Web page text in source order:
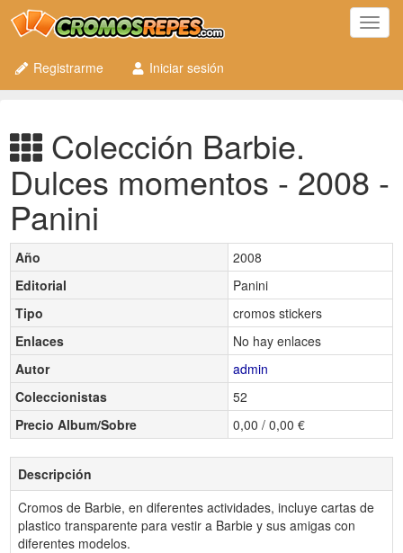
Registrarme
Iniciar sesión
Colección Barbie.
Dulces momentos - 2008 -
Panini
Año
2008
Editorial
Panini
Tipo
cromos stickers
Enlaces
No hay enlaces
Autor
admin
Coleccionistas
52
Precio Album/Sobre
0,00 / 0,00 €
Descripción
Cromos de Barbie, en diferentes actividades, incluye cartas de
plastico transparente para vestir a Barbie y sus amigas con
diferentes modelos.